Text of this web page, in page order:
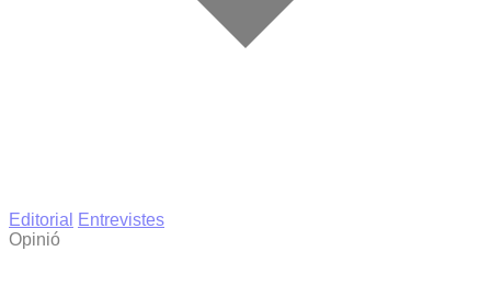
Editorial
Entrevistes
Opinió